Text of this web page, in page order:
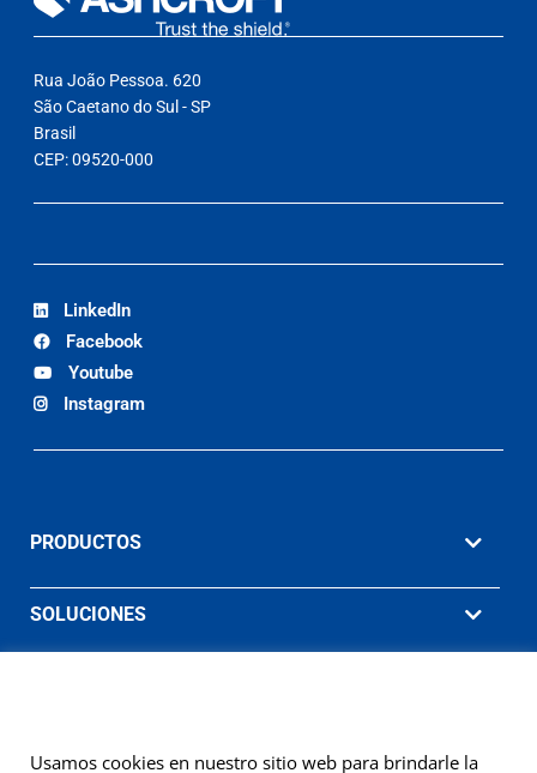
Rua João Pessoa. 620
São Caetano do Sul - SP
Brasil
CEP: 09520-000
LinkedIn
Facebook
Youtube
Instagram
PRODUCTOS
SOLUCIONES
EMPRESA
Usamos cookies en nuestro sitio web para brindarle la